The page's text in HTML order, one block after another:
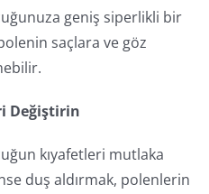
geniş siperlikli bir
saçlara ve göz
Değiştirin
kıyafetleri mutlaka
duş aldırmak, polenlerin